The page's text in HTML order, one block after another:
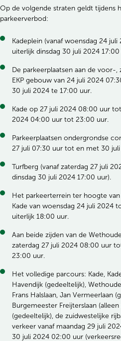
Op de volgende straten geldt tijdens
parkeerverbod:
Kadeplein (vanaf woensdag 24
uiterlijk dinsdag 30 juli 2024 17:00
De parkeerplaatsen aan de voor-
EKP gebouw van 24 juli 2024
30 juli 2024 te 17:00 uur.
Kade op 27 juli 2024 08:00 uur
2024 04:00 uur tot 23:00 uur.
Parkeerplaatsen ondergrondse
27 juli 07:30 uur tot en met 30
Turfberg (vanaf zaterdag 27 juli
dinsdag 30 juli 2024 17:00 uur).
Het parkeerterrein ter hoogte
Kade van woensdag 24 juli 2024
uiterlijk 18:00 uur.
Aan beide zijden van de
zaterdag 27 juli 2024 08:00 uur
23:00 uur.
Het volledige parcours: Kade,
Havendijk (gedeeltelijk),
Frans Halslaan, Jan Vermeerlaan
Burgemeester Freijterslaan
(gedeeltelijk), de zuidwestelijke
verkeer vanaf maandag 29 juli
30 juli 2024 02:00 uur